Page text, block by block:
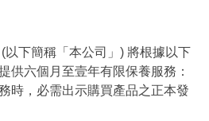
以下簡稱「本公司」) 將根據以下
供六個月至壹年有限保養服務：
時，必需出示購買產品之正本發